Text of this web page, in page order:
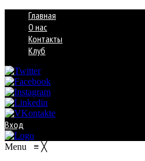
Главная
О нас
Контакты
Клуб
Вход
Menu ≡ ╳